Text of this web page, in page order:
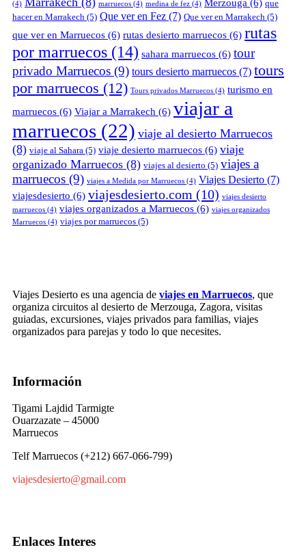
(4) marruecos (4) medina de fez (4) Merzouga (6) que
hacer en Marrakech (5) Que ver en Fez (7) Que ver en Marrakech (5)
que ver en Marruecos (6) rutas desierto marruecos (6) rutas
por marruecos (14) sahara marruecos (6) tour
privado Marruecos (9) tours desierto marruecos (7) tours
por marruecos (12) Tours privados Marruecos (4) turismo en
marruecos (6) Viajar a Marrakech (6) viajar a
marruecos (22) viaje al desierto Marruecos
(8) viaje al Sahara (5) viaje desierto marruecos (6) viaje
organizado Marruecos (8) viajes al desierto (5) viajes a
marruecos (9) viajes a Medida por Marruecos (4) Viajes Desierto (7)
viajesdesierto (6) viajesdesierto.com (10) viajes desierto
marruecos (4) viajes organizados a Marruecos (6) viajes organizados
Marruecos (4) viajes por marruecos (5)
Viajes Desierto es una agencia de viajes en Marruecos, que
organiza circuitos al desierto de Merzouga, Zagora, visitas
guiadas, excursiones, viajes privados para familias, viajes
organizados para parejas y todo lo que necesites.
Información
Tigami Lajdid Tarmigte
Ouarzazate – 45000
Marruecos
Telf Marruecos (+212) 667-066-799)
viajesdesierto@gmail.com
Enlaces Interes